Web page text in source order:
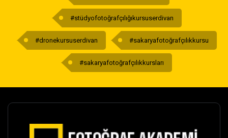
#stüdyofotoğrafçılığıkursuserdivan
#dronekursuserdivan #sakaryafotoğrafçılıkkursu
#sakaryafotoğrafçılıkkursları